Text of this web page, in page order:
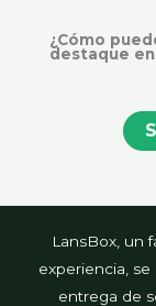
¿Cómo
destaque
LansBox, un
experiencia,
entrega de